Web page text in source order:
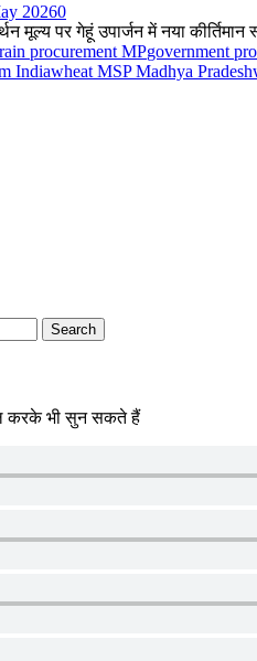
20260
मूल्य पर गेहूं उपार्जन में नया
procurement MPgovernment
Indiawheat MSP Madhya Pradesh
Search
करके भी सुन सकते हैं